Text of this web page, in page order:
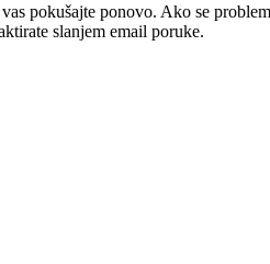
pokušajte ponovo. Ako se
slanjem email poruke.